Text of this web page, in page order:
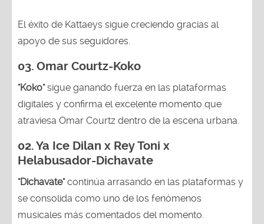
El éxito de Kattaeys sigue creciendo gracias al
apoyo de sus seguidores.
03. Omar Courtz-Koko
"Koko"sigue ganando fuerza en las plataformas
digitales y confirma el excelente momento que
atraviesa Omar Courtz dentro de la escena urbana.
02.Ya Ice Dilan x Rey Toni x
Helabusador-Dichavate
"Dichavate"continúa arrasando en las plataformas y
se consolida como uno de los fenómenos
musicales más comentados del momento.